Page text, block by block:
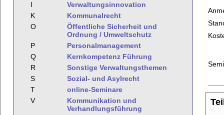
I
Verwaltungsinnovation
K
Kommunalrecht
O
Öffentliche Sicherheit und
Ordnung / Umweltschutz
P
Personalmanagement
Q
Kernkompetenz Führung
R
Sonstige Verwaltungsthemen
S
Sozial- und Asylrecht
T
online-Seminare
V
Kommunikation und
Verhandlungsführung